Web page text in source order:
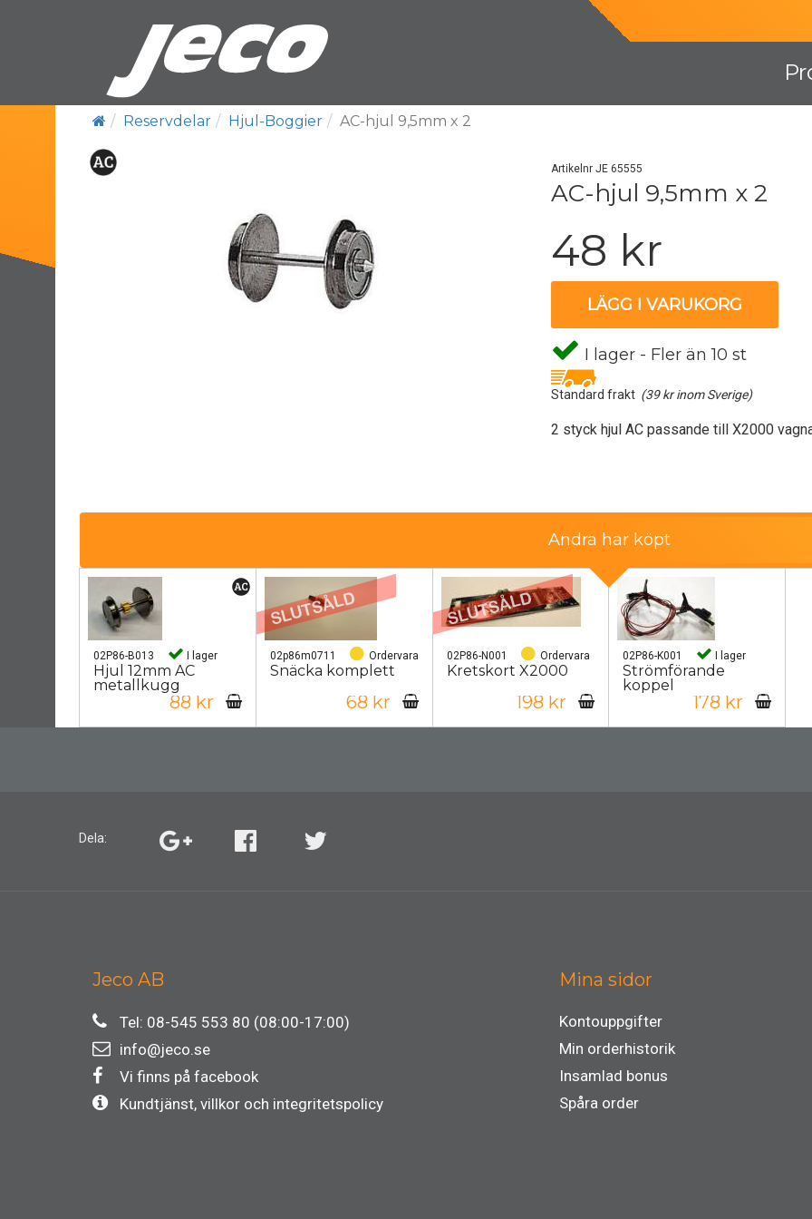
Reservdelar Hjul-Boggier AC-hjul 9,5mm x 2
Artikelnr JE 65555
AC-hjul 9,5mm x 2
48 kr
LÄGG I VARUKORG
I lager - Fler än 10 st
Standard frakt (39 kr inom Sverige)
2 styck hjul AC passande till X2000
Andra har köpt
02P86-B013 I lager
Hjul 12mm AC
metallkugg
88 kr
02p86m0711 Ordervara
Snäcka komplett
68 kr
02P86-N001 Ordervara
Kretskort X2000
198 kr
02P86-K001 I lager
Strömförande
koppel
178 kr
Dela:
Jeco AB
Tel: 08-545 553 80 (08:00-17:00)
info@jeco.se
Vi finns på facebook
Kundtjänst, villkor och integritetspolicy
Mina sidor
Kontouppgifter
Min orderhistorik
Insamlad bonus
Spåra order